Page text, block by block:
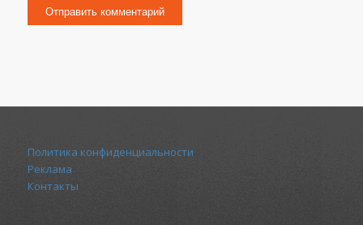
Политика конфиденциальности
Реклама
Контакты